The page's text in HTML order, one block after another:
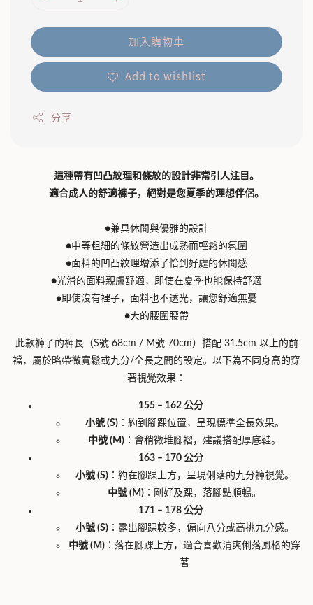
加入購物車
Add to wishlist
分享
這種帶有凹凸紋理和條紋的設計非常引人注目。
適合成人的舒適褲子，絕對是您夏季的理想伴侶。
●兼具休閒與優雅的設計
●中等粗細的條紋營造出成熟而輕鬆的氛圍
●面料的凹凸紋理增添了恰到好處的休閒感
●光滑的面料親膚舒適，即使在夏季也能保持舒適
●即使沒有裡子，面料也不透光，讓您舒適無憂
●大的腰圍腰帶
此款褲子的褲長（S號 68cm / M號 70cm）搭配 31.5cm 以上的前
襠，屬於略帶微寬鬆或九分/全長之間的設定。以下為不同身高的穿
著視覺效果：
155 – 162 公分
小號 (S)：約到腳踝位置，呈現標準全長效果。
中號 (M) ：會稍微堆腳褶，建議搭配厚底鞋。
163 – 170 公分
小號 (S)：約在腳踝上方，呈現俐落的九分褲視覺。
中號 (M) ：剛好及踝，落腳點順暢。
171 – 178 公分
小號 (S)：露出腳踝較多，偏向八分或高挑九分感。
中號 (M) ：落在腳踝上方，適合喜歡清爽俐落風格的穿
著